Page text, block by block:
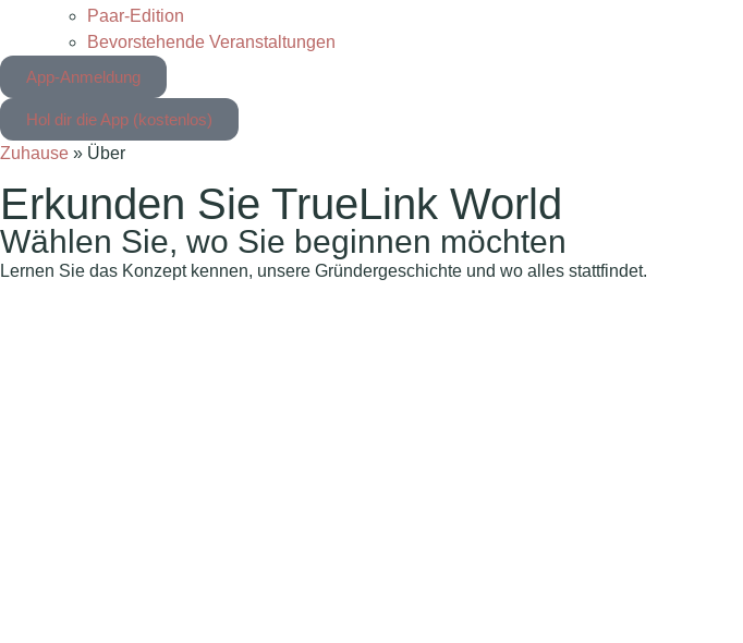
Paar-Edition
Bevorstehende Veranstaltungen
App-Anmeldung
Hol dir die App (kostenlos)
Zuhause » Über
Erkunden Sie TrueLink World
Wählen Sie, wo Sie beginnen möchten
Lernen Sie das Konzept kennen, unsere Gründergeschichte und wo alles stattfindet.